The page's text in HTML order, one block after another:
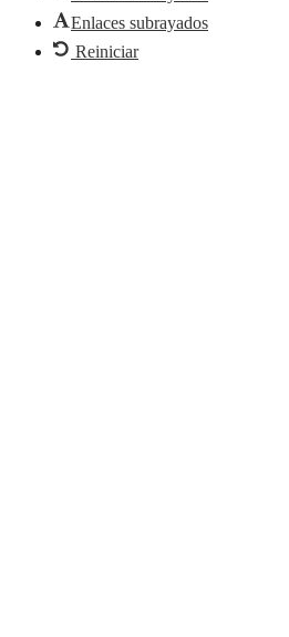
Enlaces subrayados
Reiniciar